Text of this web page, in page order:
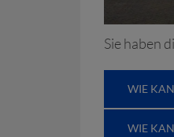
Sie haben
WIE
WIE